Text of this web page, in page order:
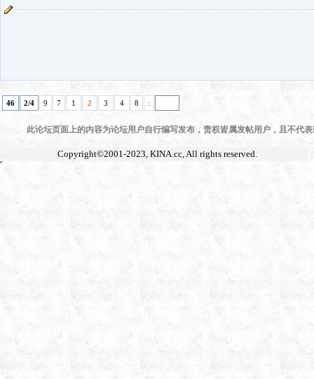
46 2/4 9 7 1 2 3 4 8 :
此论坛页面上的内容为论坛用户自行编写发布，责权皆属发帖用户，且不代
Copyright©2001-2023, KINA.cc, All rights reserved.